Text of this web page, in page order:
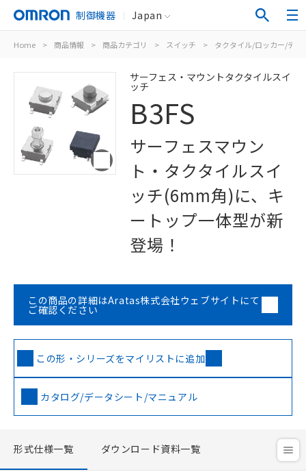
制御機器 Japan
Home > 商品情報 > 商品カテゴリ > スイッチ > タクタイル/ロッカー/ディ
サーフェス・マウントタクタイルスイ
ッチ
B3FS
サーフェスマウン
ト・タクタイルスイ
ッチ(6mm角)に、キ
ートップ一体型が新
登場！
この商品の詳細はAratas株式会社ウェブサイトにて
ご確認ください
この形・シリーズをマイリストに追加
カタログ/データシート/マニュアル
形式仕様一覧 ダウンロード資料一覧